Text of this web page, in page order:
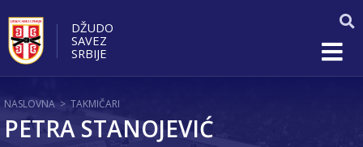
DŽUDO
SAVEZ
SRBIJE
NASLOVNA > TAKMIČARI
PETRA STANOJEVIĆ